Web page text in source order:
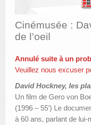
ANIMATIONS DES
LES APPELS À
LE PORTAIL DES
Cinémusée :
de l’oeil
Annulé suite à un
Veuillez nous excuser
David Hockney, les
Un film de Gero von
(1996 – 55’) Le
à 60 ans, parlant de